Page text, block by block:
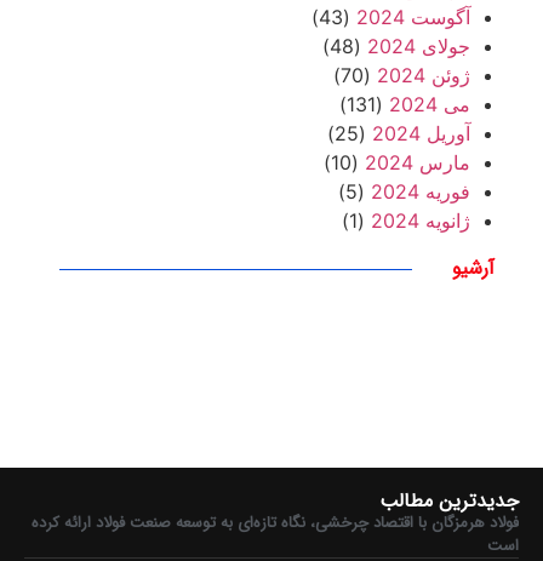
آگوست 2024
(43)
جولای 2024
(48)
ژوئن 2024
(70)
می 2024
(131)
آوریل 2024
(25)
مارس 2024
(10)
فوریه 2024
(5)
ژانویه 2024
(1)
آرشیو
جدیدترین مطالب
فولاد هرمزگان با اقتصاد چرخشی، نگاه تازه‌ای به توسعه صنعت فولاد ارائه کرده
است